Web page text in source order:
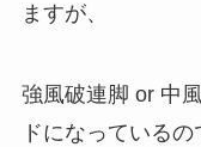
ますが、
強風破連脚 or 中
ドになっている